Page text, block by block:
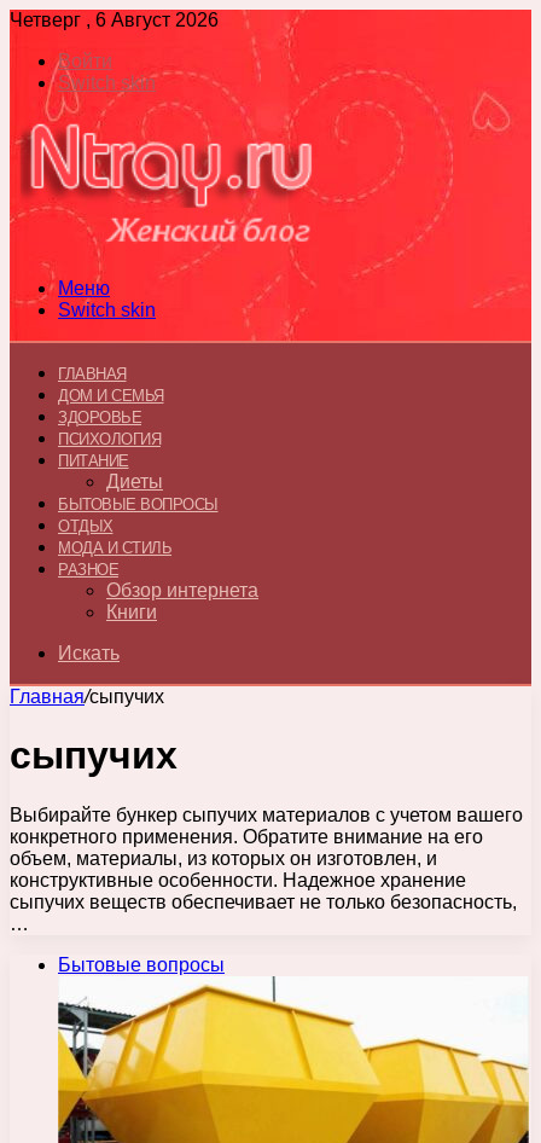
Четверг , 6 Август 2026
Войти
Switch skin
Меню
Switch skin
ГЛАВНАЯ
ДОМ И СЕМЬЯ
ЗДОРОВЬЕ
ПСИХОЛОГИЯ
ПИТАНИЕ
Диеты
БЫТОВЫЕ ВОПРОСЫ
ОТДЫХ
МОДА И СТИЛЬ
РАЗНОЕ
Обзор интернета
Книги
Искать
Главная/сыпучих
сыпучих
Выбирайте бункер сыпучих материалов с учетом вашего
конкретного применения. Обратите внимание на его
объем, материалы, из которых он изготовлен, и
конструктивные особенности. Надежное хранение
сыпучих веществ обеспечивает не только безопасность,
…
Бытовые вопросы